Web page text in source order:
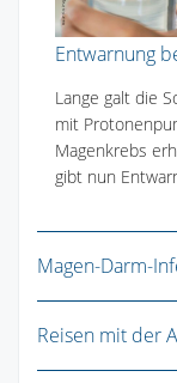
Entwarnung
Lange galt die
mit
Magenkrebs
gibt nun
Magen-Darm-
Reisen mit der